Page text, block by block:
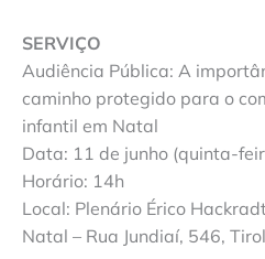
SERVIÇO
Audiência Pública: A
caminho protegido para o
infantil em Natal
Data: 11 de junho (quinta-
Horário: 14h
Local: Plenário Érico
Natal – Rua Jundiaí, 546, Tirol